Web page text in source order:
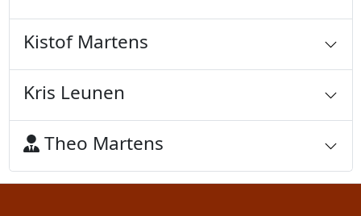
Kistof Martens
Kris Leunen
Theo Martens